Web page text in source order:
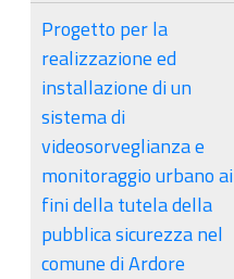
Progetto per la
realizzazione ed
installazione di un
sistema di
videosorveglianza e
monitoraggio urbano ai
fini della tutela della
pubblica sicurezza nel
comune di Ardore